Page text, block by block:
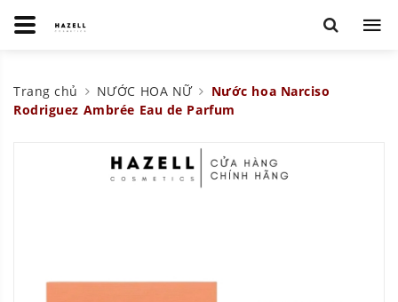
Trang chủ NƯỚC HOA NỮ
Nước hoa Narciso
Rodriguez Ambrée Eau de Parfum